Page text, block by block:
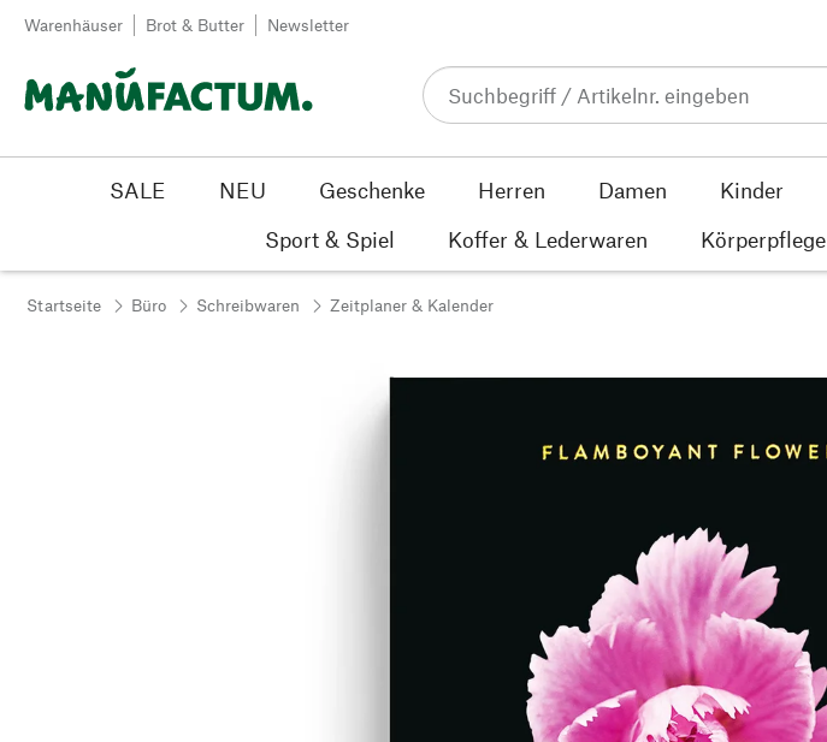
Zum Inhalt springen
Warenhäuser Brot & Butter Newsletter
SALE NEU Geschenke Herren Damen Kinder
Sport & Spiel
Koffer & Lederwaren Körperpflege
Startseite Büro Schreibwaren Zeitplaner & Kalender